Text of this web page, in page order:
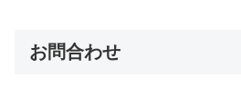
お問合わせ